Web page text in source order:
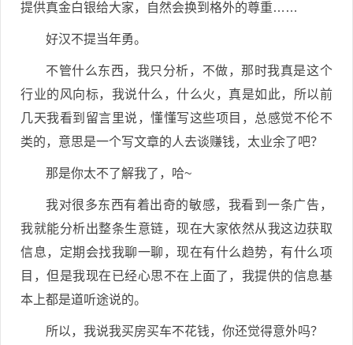
提供真金白银给大家，自然会换到格外的尊重……
好汉不提当年勇。
不管什么东西，我只分析，不做，那时我真是这个
行业的风向标，我说什么，什么火，真是如此，所以前
几天我看到留言里说，懂懂写这些项目，总感觉不伦不
类的，意思是一个写文章的人去谈赚钱，太业余了吧？
那是你太不了解我了，哈~
我对很多东西有着出奇的敏感，我看到一条广告，
我就能分析出整条生意链，现在大家依然从我这边获取
信息，定期会找我聊一聊，现在有什么趋势，有什么项
目，但是我现在已经心思不在上面了，我提供的信息基
本上都是道听途说的。
所以，我说我买房买车不花钱，你还觉得意外吗？